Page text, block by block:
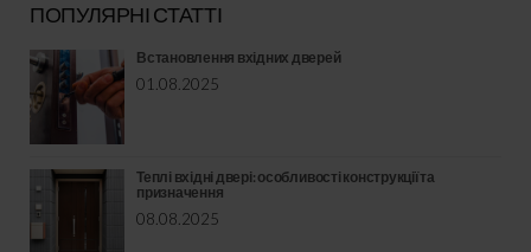
ПОПУЛЯРНІ СТАТТІ
Встановлення вхідних дверей
01.08.2025
Теплі вхідні двері: особливості конструкції та
призначення
08.08.2025